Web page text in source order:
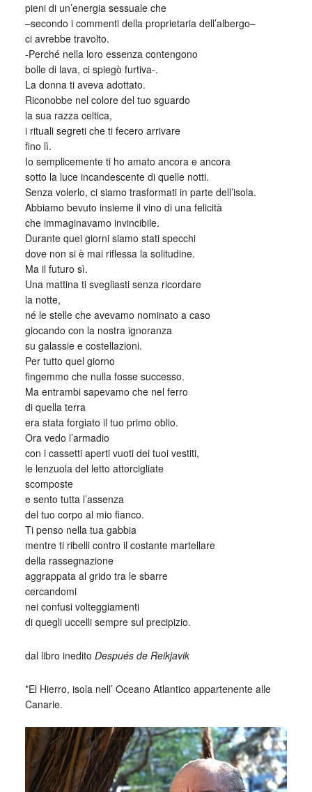
pieni di un’energia sessuale che
–secondo i commenti della proprietaria dell’albergo–
ci avrebbe travolto.
-Perché nella loro essenza contengono
bolle di lava, ci spiegò furtiva-.
La donna ti aveva adottato.
Riconobbe nel colore del tuo sguardo
la sua razza celtica,
i rituali segreti che ti fecero arrivare
fino lì.
Io semplicemente ti ho amato ancora e ancora
sotto la luce incandescente di quelle notti.
Senza volerlo, ci siamo trasformati in parte dell’isola.
Abbiamo bevuto insieme il vino di una felicità
che immaginavamo invincibile.
Durante quei giorni siamo stati specchi
dove non si è mai riflessa la solitudine.
Ma il futuro sì.
Una mattina ti svegliasti senza ricordare
la notte,
né le stelle che avevamo nominato a caso
giocando con la nostra ignoranza
su galassie e costellazioni.
Per tutto quel giorno
fingemmo che nulla fosse successo.
Ma entrambi sapevamo che nel ferro
di quella terra
era stata forgiato il tuo primo oblio.
Ora vedo l’armadio
con i cassetti aperti vuoti dei tuoi vestiti,
le lenzuola del letto attorcigliate
scomposte
e sento tutta l’assenza
del tuo corpo al mio fianco.
Ti penso nella tua gabbia
mentre ti ribelli contro il costante martellare
della rassegnazione
aggrappata al grido tra le sbarre
cercandomi
nei confusi volteggiamenti
di quegli uccelli sempre sul precipizio.
dal libro inedito Después de Reikjavik
*El Hierro, isola nell’ Oceano Atlantico appartenente alle
Canarie.